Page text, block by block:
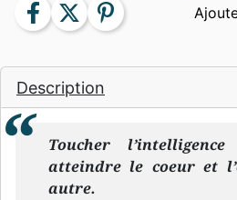
Description
Toucher
atteindre le coeur et
autre.
facebook twitter pinterest